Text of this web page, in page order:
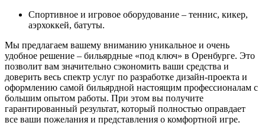
Спортивное и игровое оборудование – теннис, кикер,
аэрхоккей, батуты.
Мы предлагаем вашему вниманию уникальное и очень
удобное решение – бильярдные «под ключ» в Оренбурге. Это
позволит вам значительно сэкономить ваши средства и
доверить весь спектр услуг по разработке дизайн-проекта и
оформлению самой бильярдной настоящим профессионалам с
большим опытом работы. При этом вы получите
гарантированный результат, который полностью оправдает
все ваши пожелания и представления о комфортной игре.